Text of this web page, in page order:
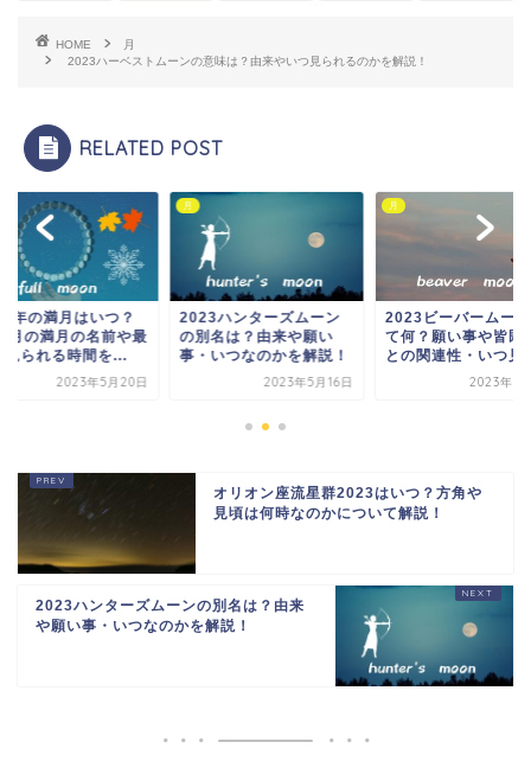
HOME
月
2023ハーベストムーンの意味は？由来やいつ見られるのかを解説！
RELATED POST
年の満月はいつ？
月の満月の名前や最
見られる時間を...
2023年5月20日
月
2023ハンターズムーン
の別名は？由来や願い
事・いつなのかを解説！
2023年5月16日
月
2023ビーバームー
て何？願い事や皆既
との関連性・いつ見
2023年5
オリオン座流星群2023はいつ？方角や
見頃は何時なのかについて解説！
2023ハンターズムーンの別名は？由来
や願い事・いつなのかを解説！